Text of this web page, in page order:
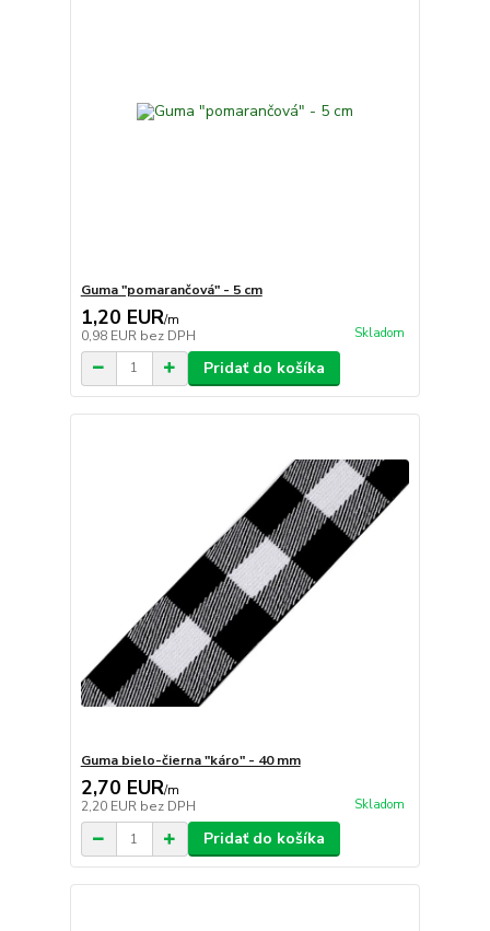
Guma "pomarančová" - 5 cm
1,20 EUR/m
0,98 EUR bez DPH Skladom
Pridať do košíka
Guma bielo-čierna "káro" - 40 mm
2,70 EUR/m
2,20 EUR bez DPH Skladom
Pridať do košíka